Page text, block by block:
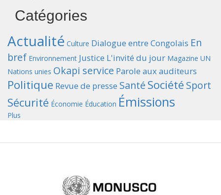
Catégories
Actualité Culture Dialogue entre Congolais En
bref Environnement Justice L'invité du jour Magazine UN
Nations unies Okapi service Parole aux auditeurs
Politique Revue de presse Santé Société Sport
Sécurité Économie Éducation Émissions
Plus